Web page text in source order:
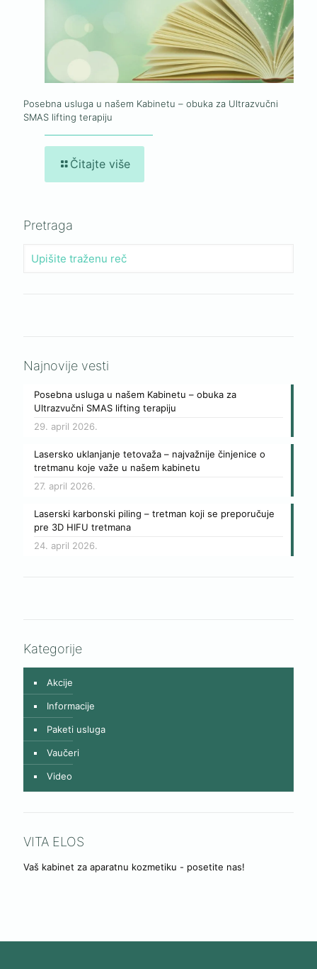
Posebna usluga u našem Kabinetu – obuka za Ultrazvučni
SMAS lifting terapiju
Čitajte više
Pretraga
Najnovije vesti
Posebna usluga u našem Kabinetu – obuka za
Ultrazvučni SMAS lifting terapiju
29. april 2026.
Lasersko uklanjanje tetovaža – najvažnije činjenice o
tretmanu koje važe u našem kabinetu
27. april 2026.
Laserski karbonski piling – tretman koji se preporučuje
pre 3D HIFU tretmana
24. april 2026.
Kategorije
Akcije
Informacije
Paketi usluga
Vaučeri
Video
VITA ELOS
Vaš kabinet za aparatnu kozmetiku - posetite nas!